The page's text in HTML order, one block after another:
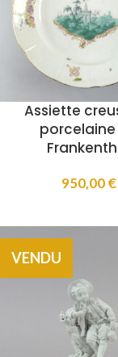
Assiette
porcelaine
950,00€
VENDU